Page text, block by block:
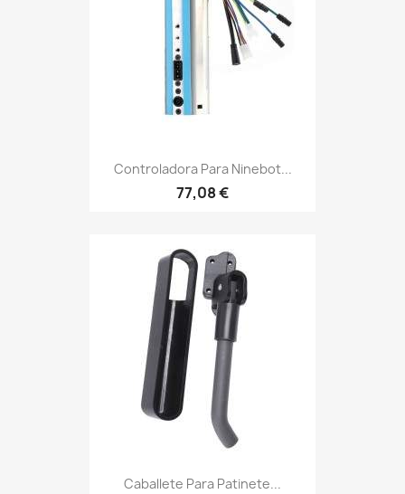
Controladora Para Ninebot...
77,08 €
Caballete Para Patinete...